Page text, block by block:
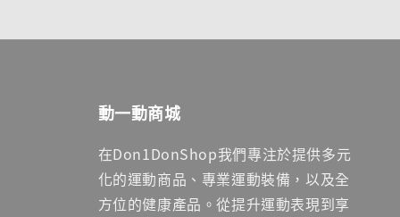
動一動商城
在Don1DonShop我們專注於提供多元
化的運動商品、專業運動裝備，以及全
方位的健康產品。從提升運動表現到享